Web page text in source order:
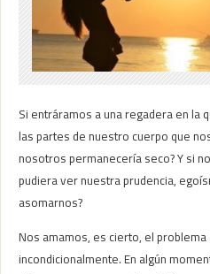
Si entráramos a una regadera en la
las partes de nuestro cuerpo que
nosotros permanecería seco? Y si
pudiera ver nuestra prudencia,
asomarnos?
Nos amamos, es cierto, el
incondicionalmente. En algún